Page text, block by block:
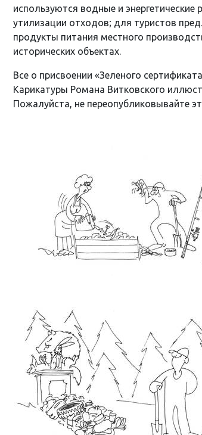
используются водные и энергетические
утилизации отходов; для туристов
продукты питания местного
исторических объектах.
Все о присвоении «Зеленого
Карикатуры Романа Витковского
Пожалуйста, не переопубликовывайте